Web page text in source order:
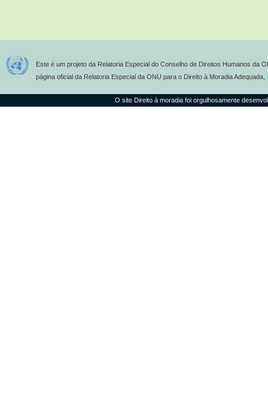
Este é um projeto da Relatoria Especial do Conselho de Direitos Humanos da
página oficial da Relatoria Especial da ONU para o Direito à Moradia Adequada,
O site Direito à moradia foi orgulhosamente